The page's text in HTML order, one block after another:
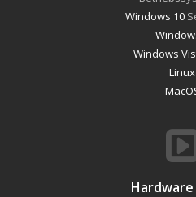
Windows 10
Windows
Linux